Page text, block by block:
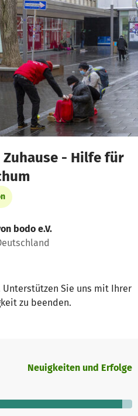
anzeigen
- Hilfe für
bodo e.V.
Unterstützen Sie uns mit Ihrer
zu beenden.
Neuigkeiten und Erfolge